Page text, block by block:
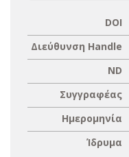
DOI
Διεύθυνση Handle
ND
Συγγραφέας
Ημερομηνία
Ίδρυμα